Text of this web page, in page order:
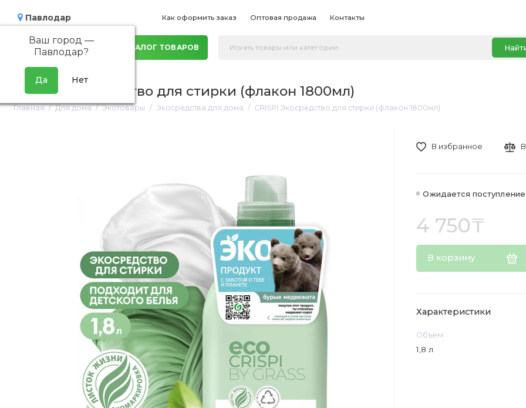
Павлодар
Ваш город —
Павлодар?
Как оформить заказ Оптовая продажа Контакты
КАТАЛОГ ТОВАРОВ
CRISPI Экосредство для стирки (флакон 1800мл)
Главная Для дома Экотовары Экосредства для дома CRISPI Экосредство для стирки (флакон 1800мл)
Ожидается поступление
4 750₸
В корзину
В избранное
Характеристики
Объем
1,8 л